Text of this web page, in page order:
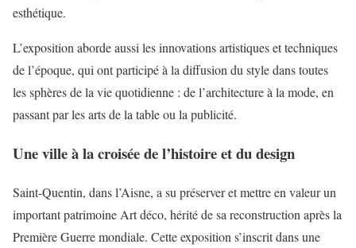
esthétique.
L’exposition aborde aussi les innovations artistiques et techniques
de l’époque, qui ont participé à la diffusion du style dans toutes
les sphères de la vie quotidienne : de l’architecture à la mode, en
passant par les arts de la table ou la publicité.
Une ville à la croisée de l’histoire et du design
Saint-Quentin, dans l’Aisne, a su préserver et mettre en valeur un
important patrimoine Art déco, hérité de sa reconstruction après la
Première Guerre mondiale. Cette exposition s’inscrit dans une